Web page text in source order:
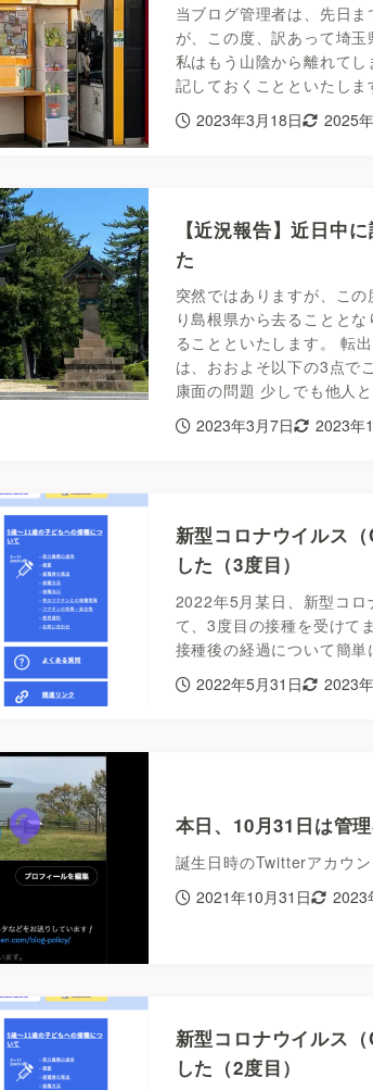
当ブログ管理者は、先日
が、この度、訳あって埼玉
私はもう山陰から離れて
記しておくことといたしま
2023年3月18日
2025
【近況報告】近日中
た
突然ではありますが、こ
り島根県から去ることと
ることといたします。 転
は、おおよそ以下の3点で
康面の問題 少しでも他人
2023年3月7日
2023年
新型コロナウイルス
した（3度目）
2022年5月某日、新型コ
て、3度目の接種を受けて
接種後の経過について簡単
2022年5月31日
2023
本日、10月31日は管
誕生日時のTwitterアカウ
2021年10月31日
2023
新型コロナウイルス
した（2度目）